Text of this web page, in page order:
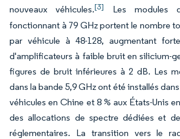
nouveaux véhicules.[3]
Les modules
fonctionnant à 79 GHz portent le nombre
par véhicule à 48-128, augmentant
d'amplificateurs à faible bruit en silicium-
figures de bruit inférieures à 2 dB. Les
dans la bande 5,9 GHz ont été installés
véhicules en Chine et 8 % aux États-Unis
des allocations de spectre dédiées et
réglementaires. La transition vers le